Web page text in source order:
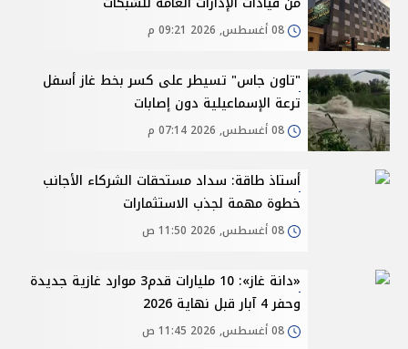
"تاون جاس" تسيطر على كسر بخط غاز أسفل
ترعة الإسماعيلية دون إصابات
أستاذ طاقة: سداد مستحقات الشركاء الأجانب
خطوة مهمة لجذب الاستثمارات
«دانة غاز»: 10 مليارات قدم3 موارد غازية جديدة
وحفر 4 آبار قبل نهاية 2026